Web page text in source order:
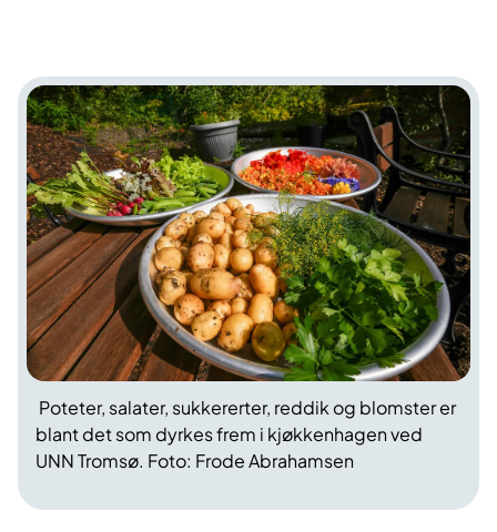
Poteter, salater, sukkererter, reddik og blomster er
blant det som dyrkes frem i kjøkkenhagen ved
UNN Tromsø. Foto: Frode Abrahamsen